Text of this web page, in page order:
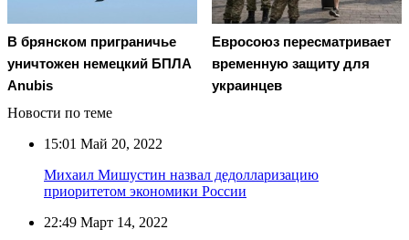
В брянском приграничье
уничтожен немецкий БПЛА
Anubis
Евросоюз пересматривает
временную защиту для
украинцев
Новости по теме
15:01 Май 20, 2022
Михаил Мишустин назвал дедолларизацию
приоритетом экономики России
22:49 Март 14, 2022